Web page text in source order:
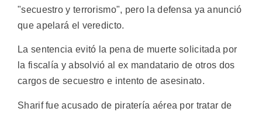
"secuestro y terrorismo", pero la defensa ya anunció
que apelará el veredicto.
La sentencia evitó la pena de muerte solicitada por
la fiscalía y absolvió al ex mandatario de otros dos
cargos de secuestro e intento de asesinato.
Sharif fue acusado de piratería aérea por tratar de